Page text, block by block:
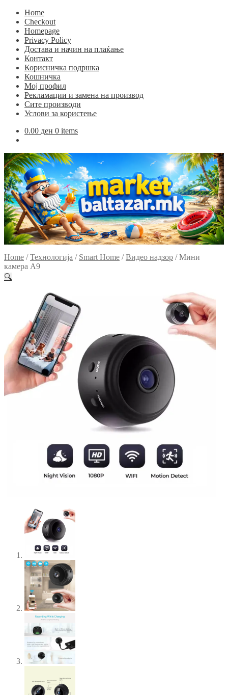
Home
Checkout
Homepage
Privacy Policy
Достава и начин на плаќање
Контакт
Корисничка подршка
Кошничка
Мој профил
Рекламации и замена на производ
Сите производи
Услови за користење
0.00 ден 0 items
Home /Технологија / Smart Home /Видео надзор /Мини
камера А9
🔍